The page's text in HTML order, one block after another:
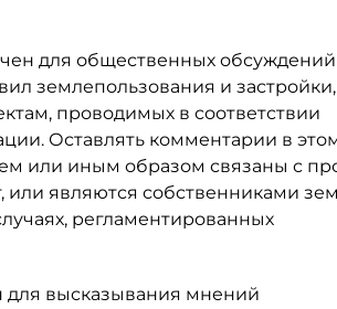
для общественных обсуждений
землепользования и застройки,
проводимых в соответствии
Оставлять комментарии в
или иным образом связаны с
или являются собственниками
регламентированных
для высказывания мнений